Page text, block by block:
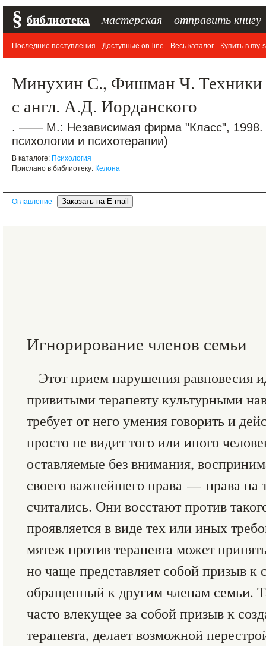
§ библиотека мастерская отправить книгу
Последние поступления Доступные on-line Весь каталог Купить в my-
Минухин С., Фишман Ч. Техники
с англ. А.Д. Иорданского
. —— М.: Независимая фирма "Класс",
психологии и психотерапии)
В каталоге: Психология
Прислано в библиотеку: Келона
Оглавление
Игнорирование членов семьи
Этот прием нарушения равновесия
привитыми терапевту культурными
требует от него умения говорить и
просто не видит того или иного
оставляемые без внимания,
своего важнейшего права — права на
считались. Они восстают против
проявляется в виде тех или иных
мятеж против терапевта может
но чаще представляет собой призыв к
обращенный к другим членам семьи.
часто влекущее за собой призыв к
терапевта, делает возможной